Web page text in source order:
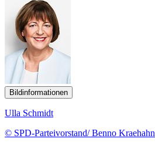
Bildinformationen
Ulla Schmidt
© SPD-Parteivorstand/ Benno Kraehahn